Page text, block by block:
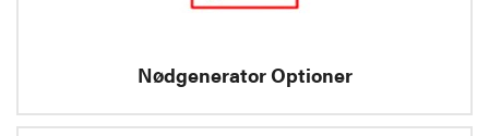
Nødgenerator Optioner